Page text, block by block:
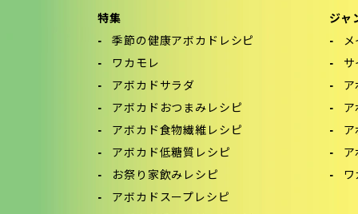
特集
季節の健康アボカドレシピ
ワカモレ
アボカドサラダ
アボカドおつまみレシピ
アボカド食物繊維レシピ
アボカド低糖質レシピ
お祭り家飲みレシピ
アボカドスープレシピ
ジャ